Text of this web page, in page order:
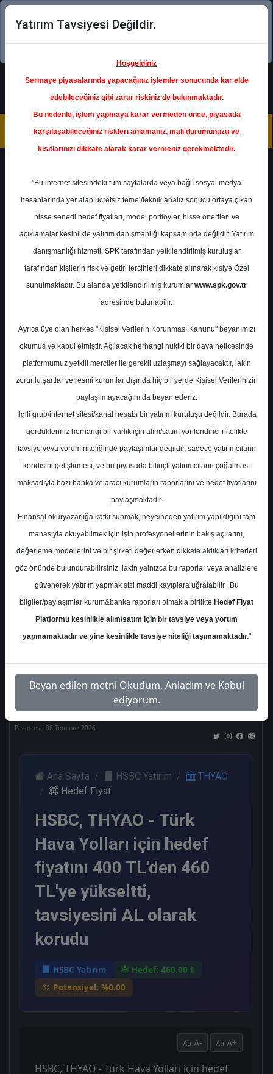
Şimdi uygulamayı indirin!
THYAO- TÜRK HAVA YOLLARI
A.O.
Hedef Fiyat 460.00 ₺
Getiri
%0.00
2 2
En Yüksek Tahmin
Ortalama Fiyat Tahmini
Ortalama Getiri Potansiyeli
Kurum Sayısı
20
10 1
Paralel
Get.
1
Üstü
Get.
5
Yok
2
1
Pazartesi, 06 Temmuz 2026
Ana Sayfa HSBC Yatırım
THYAO
Hedef Fiyat
HSBC, THYAO - Türk
Hava Yolları için hedef
fiyatını 400 TL'den 460
TL'ye yükseltti,
tavsiyesini AL olarak
korudu
HSBC Yatırım
Hedef: 460.00 ₺
Potansiyel: %0.00
A- A+
HSBC, THYAO - Türk Hava Yolları için hedef
Yatırım Tavsiyesi Değildir.
Hoşgeldiniz
Sermaye piyasalarında yapacağınız işlemler sonucunda kar elde
edebileceğiniz gibi zarar riskiniz de bulunmaktadır.
Bu nedenle, işlem yapmaya karar vermeden önce, piyasada
karşılaşabileceğiniz riskleri anlamanız, mali durumunuzu ve
kısıtlarınızı dikkate alarak karar vermeniz gerekmektedir.
"Bu internet sitesindeki tüm sayfalarda veya bağlı sosyal medya
hesaplarında yer alan ücretsiz temel/teknik analiz sonucu ortaya çıkan
hisse senedi hedef fiyatları, model portföyler, hisse önerileri ve
açıklamalar kesinlikle yatırım danışmanlığı kapsamında değildir. Yatırım
danışmanlığı hizmeti, SPK tarafından yetkilendirilmiş kuruluşlar
tarafından kişilerin risk ve getiri tercihleri dikkate alınarak kişiye Özel
sunulmaktadır. Bu alanda yetkilendirilmiş kurumlar www.spk.gov.tr
adresinde bulunabilir.
Ayrıca üye olan herkes "Kişisel Verilerin Korunması Kanunu" beyanımızı
okumuş ve kabul etmiştir. Açılacak herhangi hukiki bir dava neticesinde
platformumuz yetkili merciler ile gerekli uzlaşmayı sağlayacaktır, lakin
zorunlu şartlar ve resmi kurumlar dışında hiç bir yerde Kişisel Verilerinizin
paylaşılmayacağını da beyan ederiz.
İlgili grup/internet sitesi/kanal hesabı bir yatırım kuruluşu değildir. Burada
gördükleriniz herhangi bir varlık için alım/satım yönlendirici nitelikte
tavsiye veya yorum niteliğinde paylaşımlar değildir, sadece yatırımcıların
kendisini geliştirmesi, ve bu piyasada bilinçli yatırımcıların çoğalması
maksadıyla bazı banka ve aracı kurumların raporlarını ve hedef fiyatlarını
paylaşmaktadır.
Finansal okuryazarlığa katkı sunmak, neye/neden yatırım yapıldığını tam
manasıyla okuyabilmek için işin profesyonellerinin bakış açılarını,
değerleme modellerini ve bir şirketi değerlerken dikkate aldıkları kriterleri
göz önünde bulundurabilirsiniz, lakin yalnızca bu raporlar veya analizlere
güvenerek yatırım yapmak sizi maddi kayıplara uğratabilir.. Bu
bilgiler/paylaşımlar kurum&banka raporları olmakla birlikte Hedef Fiyat
Platformu kesinlikle alım/satım için bir tavsiye veya yorum
yapmamaktadır ve yine kesinlikle tavsiye niteliği taşımamaktadır."
Beyan edilen metni Okudum, Anladım ve Kabul
ediyorum.